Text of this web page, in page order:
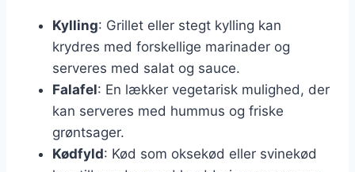
Kylling: Grillet eller stegt kylling kan
krydres med forskellige marinader og
serveres med salat og sauce.
Falafel: En lækker vegetarisk mulighed, der
kan serveres med hummus og friske
grøntsager.
Kødfyld: Kød som oksekød eller svinekød